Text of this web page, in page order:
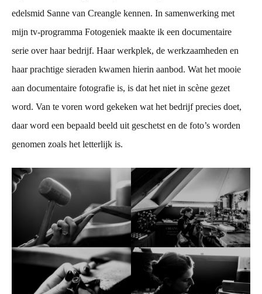
edelsmid Sanne van Creangle kennen. In samenwerking met
mijn tv-programma Fotogeniek maakte ik een documentaire
serie over haar bedrijf. Haar werkplek, de werkzaamheden en
haar prachtige sieraden kwamen hierin aanbod. Wat het mooie
aan documentaire fotografie is, is dat het niet in scène gezet
word. Van te voren word gekeken wat het bedrijf precies doet,
daar word een bepaald beeld uit geschetst en de foto’s worden
genomen zoals het letterlijk is.